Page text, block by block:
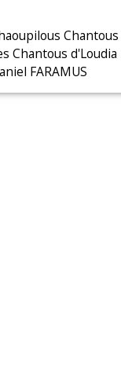
Chantous
Chantous d'Loudia
FARAMUS